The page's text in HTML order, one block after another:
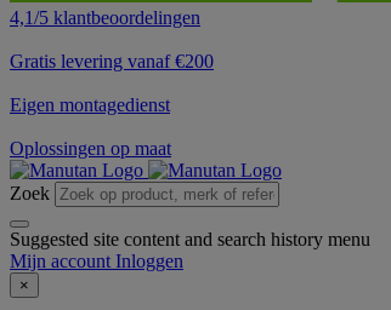
4,1/5 klantbeoordelingen
Gratis levering vanaf €200
Eigen montagedienst
Oplossingen op maat
Zoek
Suggested site content and search history menu
Mijn account Inloggen
×